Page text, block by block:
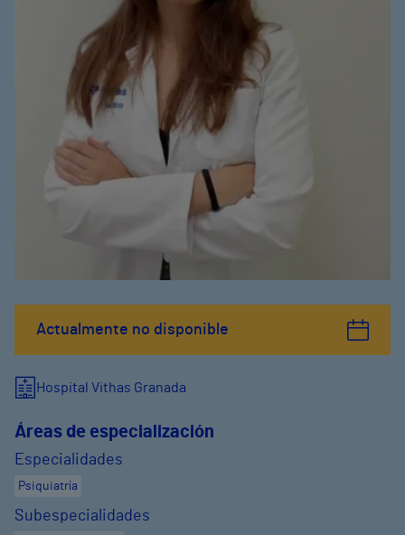
Actualmente no disponible
Hospital Vithas Granada
Áreas de especialización
Especialidades
Psiquiatría
Subespecialidades